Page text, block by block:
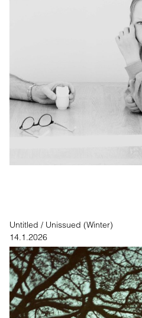
Untitled / Unissued (Winter)
14.1.2026